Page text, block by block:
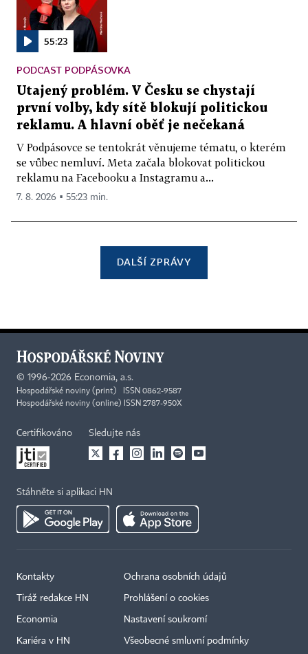
55:23
PODCAST PODPÁSOVKA
Utajený problém. V Česku se chystají
první volby, kdy sítě blokují politickou
reklamu. A hlavní oběť je nečekaná
V Podpásovce se tentokrát věnujeme tématu, o kterém
se vůbec nemluví. Meta začala blokovat politickou
reklamu na Facebooku a Instagramu a...
7. 8. 2026 ▪ 55:23 min.
DALŠÍ ZPRÁVY
© 1996-2026 Economia, a.s.
Hospodářské noviny (print) ISSN 0862-9587
Hospodářské noviny (online) ISSN 2787-950X
Certifikováno Sledujte nás
Stáhněte si aplikaci HN
Kontakty
Tiráž redakce HN
Economia
Kariéra v HN
Ochrana osobních údajů
Prohlášení o cookies
Nastavení soukromí
Všeobecné smluvní podmínky